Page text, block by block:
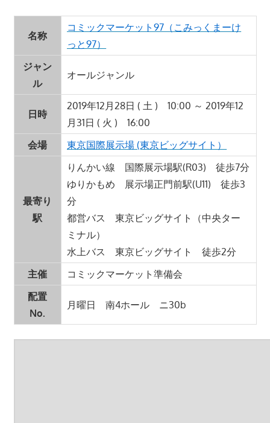
名称
コミックマーケット97（こみっくまーけ
っと97）
ジャン
ル
オールジャンル
日時
2019年12月28日 ( 土 ) 10:00 ～ 2019年12
月31日 ( 火 ) 16:00
会場
東京国際展示場 (東京ビッグサイト）
最寄り
駅
りんかい線 国際展示場駅(R03) 徒歩7分
ゆりかもめ 展示場正門前駅(U11) 徒歩3
分
都営バス 東京ビッグサイト（中央ター
ミナル）
水上バス 東京ビッグサイト 徒歩2分
主催
コミックマーケット準備会
配置
No.
月曜日 南4ホール ニ30b